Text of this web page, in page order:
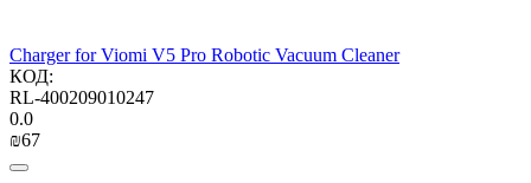
Charger for Viomi V5 Pro Robotic Vacuum Cleaner
КОД:
RL-400209010247
0.0
₪‍67‍